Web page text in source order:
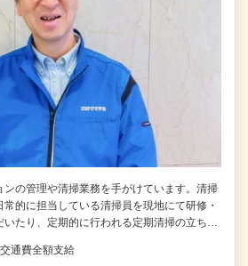
ンの管理や清掃業務を手がけています。清掃
的に担当している清掃員を現地にて研修・
いたり、定期的に行われる定期清掃の立ち…
通費全額支給